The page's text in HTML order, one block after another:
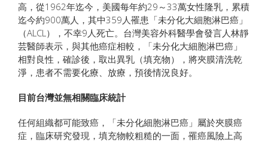
高，從1962年迄今，美國每年約29～33萬女性隆乳，累積
迄今約900萬人，其中359人罹患「未分化大細胞淋巴癌」
（ALCL），不幸9人死亡。台灣美容外科醫學會發言人林靜
芸醫師表示，與其他癌症相較，「未分化大細胞淋巴癌」
相對良性，確診後，取出異乳（填充物），將夾膜清洗乾
淨，患者不需要化療、放療，預後情況良好。
目前台灣並無相關臨床統計
任何組織都可能致癌，「未分化細胞淋巴癌」屬於夾膜癌
症，臨床研究發現，填充物較粗糙的一面，罹癌風險上高